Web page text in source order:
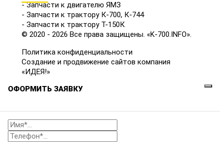
- Запчасти к двигателю ЯМЗ
- Запчасти к трактору К-700, К-744
- Запчасти к трактору Т-150К
© 2020 - 2026 Все права защищены. «K-700.INFO».
Политика конфиденциальности
Создание и продвижение сайтов компания
«ИДЕЯ!»
ОФОРМИТЬ ЗАЯВКУ